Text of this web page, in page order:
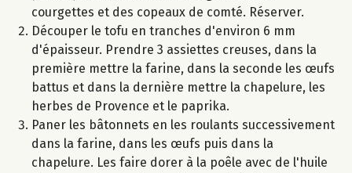
courgettes et des copeaux de comté. Réserver.
Découper le tofu en tranches d'environ 6 mm
d'épaisseur. Prendre 3 assiettes creuses, dans la
première mettre la farine, dans la seconde les œufs
battus et dans la dernière mettre la chapelure, les
herbes de Provence et le paprika.
Paner les bâtonnets en les roulants successivement
dans la farine, dans les œufs puis dans la
chapelure. Les faire dorer à la poêle avec de l'huile